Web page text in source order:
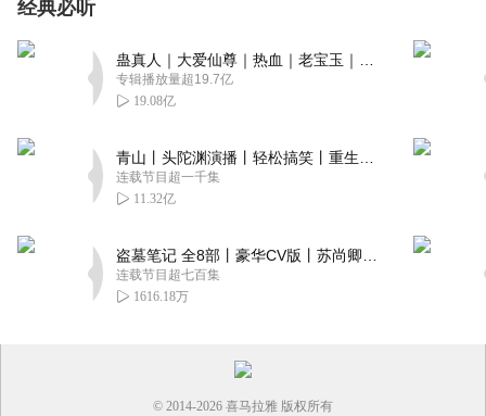
经典必听
专辑播放量超19.7亿
19.08亿
连载节目超一千集
11.32亿
连载节目超七百集
1616.18万
© 2014-2026 喜马拉雅 版权所有